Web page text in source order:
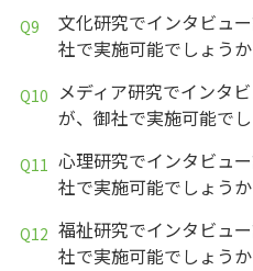
文化研究でインタビュ
社で実施可能でしょうか
メディア研究でインタ
が、御社で実施可能で
心理研究でインタビュ
社で実施可能でしょうか
福祉研究でインタビュ
社で実施可能でしょうか